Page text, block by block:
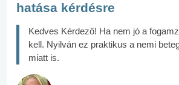
hatása kérdésre
Kedves Kérdező! Ha nem jó a
kell. Nyilván ez praktikus a nemi
miatt is.